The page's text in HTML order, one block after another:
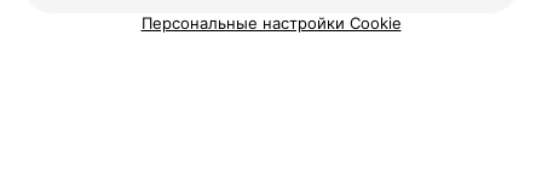
Персональные настройки Cookie